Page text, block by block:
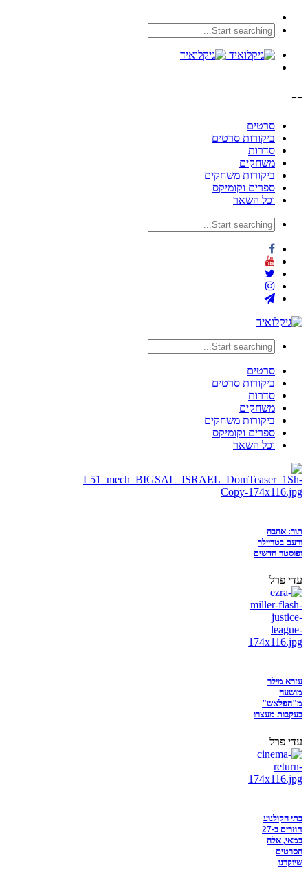
--
סרטים
ביקורות סרטים
סדרות
משחקים
ביקורות משחקים
ספרים וקומיקס
וכל השאר
סרטים
ביקורות סרטים
סדרות
משחקים
ביקורות משחקים
ספרים וקומיקס
וכל השאר
תור: אהבה
ורעם בטריילר
ופוסטר חדשים
עדי פרל
עזרא מילר
מושעה
מ"הפלאש"
בעקבות מעצרו
עדי פרל
בתי הקולנוע
חוזרים ב-27
במאי, אלה
הסרטים
שיוקרנו